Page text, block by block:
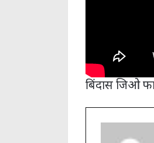
बिंदास जिओ